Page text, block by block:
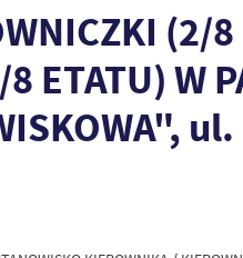
(2/
ETATU) W